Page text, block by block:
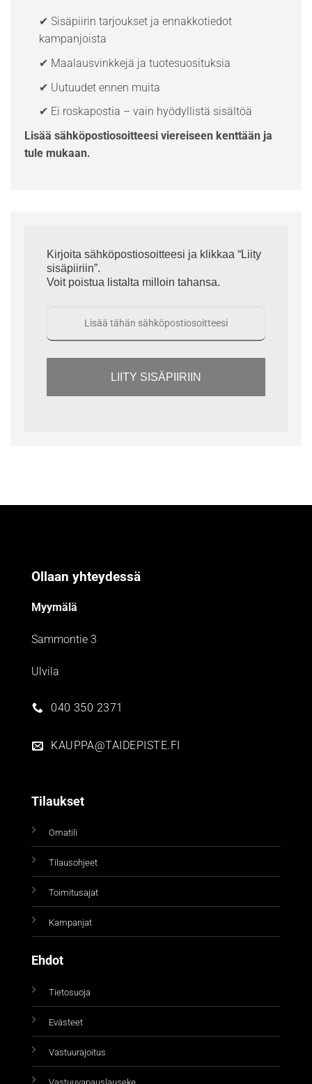
✔ Sisäpiirin tarjoukset ja ennakkotiedot
kampanjoista
✔ Maalausvinkkejä ja tuotesuosituksia
✔ Uutuudet ennen muita
✔ Ei roskapostia – vain hyödyllistä sisältöä
Lisää sähköpostiosoitteesi viereiseen kenttään ja
tule mukaan.
Kirjoita sähköpostiosoitteesi ja klikkaa “Liity
sisäpiiriin”.
Voit poistua listalta milloin tahansa.
LIITY SISÄPIIRIIN
Ollaan yhteydessä
Myymälä
Sammontie 3
Ulvila
040 350 2371
KAUPPA@TAIDEPISTE.FI
Tilaukset
Omatili
Tilausohjeet
Toimitusajat
Kampanjat
Ehdot
Tietosuoja
Evästeet
Vastuurajoitus